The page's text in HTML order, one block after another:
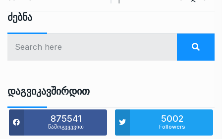
Ძებნა
Დაგვიკავშირდით
875541
წამოგვყევით
5002
Followers